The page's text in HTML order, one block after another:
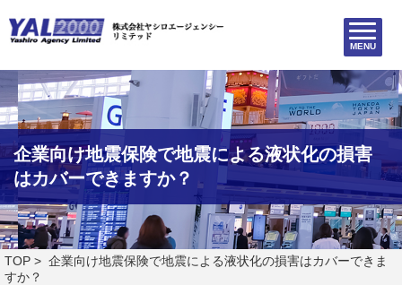
MENU
企業向け地震保険で地震による液状化の損害
はカバーできますか？
TOP > 企業向け地震保険で地震による液状化の損害はカバーできま
すか？